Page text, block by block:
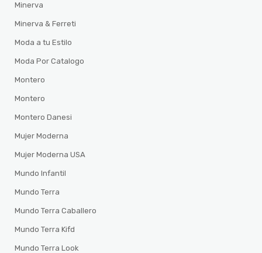
Minerva
Minerva & Ferreti
Moda a tu Estilo
Moda Por Catalogo
Montero
Montero
Montero Danesi
Mujer Moderna
Mujer Moderna USA
Mundo Infantil
Mundo Terra
Mundo Terra Caballero
Mundo Terra Kifd
Mundo Terra Look